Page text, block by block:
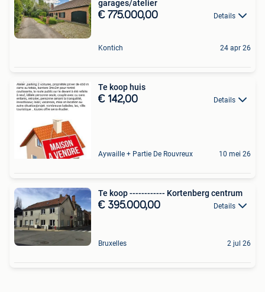
garages/atelier
€ 775.000,00 Details
Kontich 24 apr 26
Te koop huis
€ 142,00 Details
Aywaille + Partie De Rouvreux 10 mei 26
Te koop ------------ Kortenberg centrum
€ 395.000,00 Details
Bruxelles 2 jul 26